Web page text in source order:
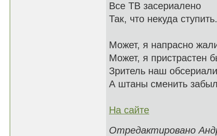
Все ТВ засериалено
Так, что некуда ступить.
Может, я напрасно
Может, я пристрастен
Зритель наш
А штаны сменить
На сайте
Отредактировано